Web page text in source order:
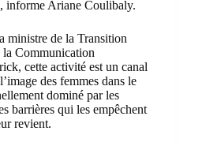
, informe Ariane Coulibaly.
ministre de la Transition
la Communication
cette activité est un canal
des femmes dans le
dominé par les
barrières qui les empêchent
revient.